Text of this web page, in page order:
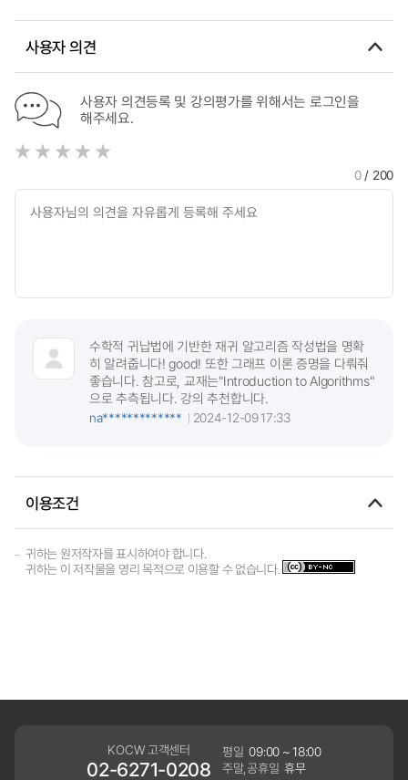
사용자 의견
사용자 의견등록 및 강의평가를 위해서는 로그인을
해주세요.
0/ 200
수학적 귀납법에 기반한 재귀 알고리즘 작성법을 명확
히 알려줍니다! good! 또한 그래프 이론 증명을 다뤄줘
좋습니다. 참고로, 교재는"Introduction to Algorithms"
으로 추측됩니다. 강의 추천합니다.
na*************
2024-12-09 17:33
이용조건
귀하는 원저작자를 표시하여야 합니다.
귀하는 이 저작물을 영리 목적으로 이용할 수 없습니다.
KOCW 고객센터
02-6271-0208
평일 09:00 ~ 18:00
주말,공휴일 휴무